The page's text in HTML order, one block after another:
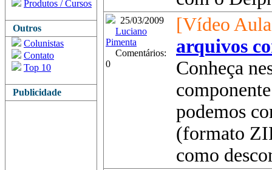
Produtos / Cursos
Outros
Colunistas
Contato
Top 10
Publicidade
25/03/2009
Luciano
Pimenta
Comentários:
0
[Vídeo
arquivos
Conheça
podemos
(formato
como